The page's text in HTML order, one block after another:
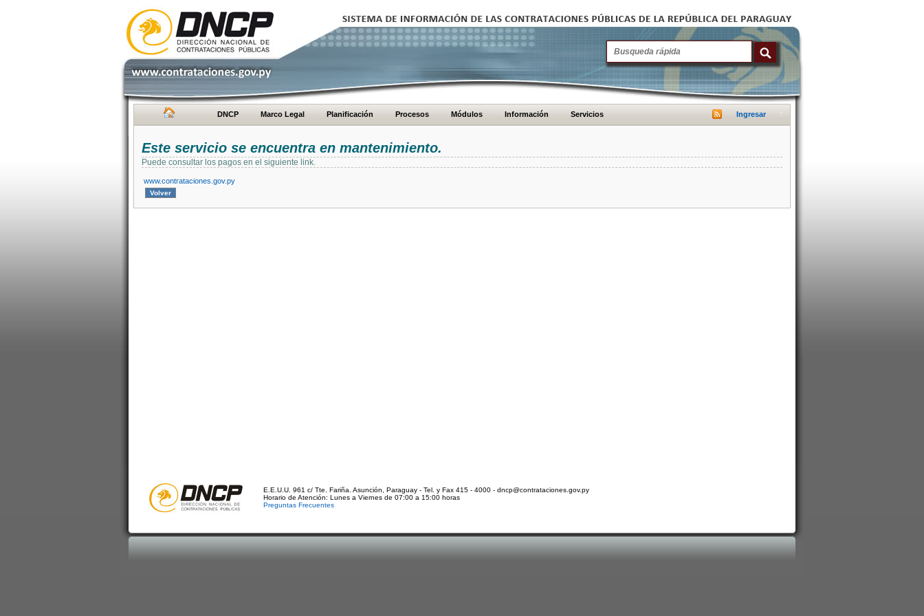
DNCP Marco Legal Planificación Procesos Módulos Información Servicios Ingresar
Este servicio se encuentra en mantenimiento.
Puede consultar los pagos en el siguiente link.
www.contrataciones.gov.py
E.E.U.U. 961 c/ Tte. Fariña. Asunción, Paraguay - Tel. y Fax 415 - 4000 - dncp@contrataciones.gov.py
Horario de Atención: Lunes a Viernes de 07:00 a 15:00 horas
Preguntas Frecuentes